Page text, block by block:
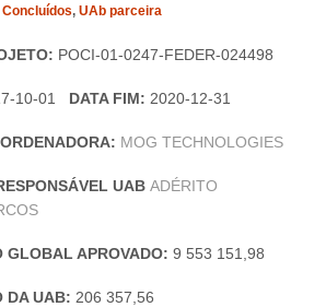
, UAb parceira
POCI-01-0247-FEDER-024498
10-01 DATA FIM: 2020-12-31
MOG TECHNOLOGIES
UAB ADÉRITO
GLOBAL APROVADO: 9 553 151,98
DA UAB: 206 357,56